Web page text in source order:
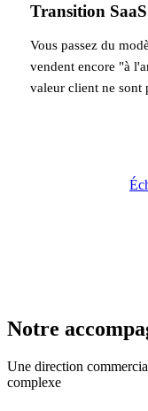
Transition
Vous passez du
vendent encore "à
valeur client ne sont
Notre
Une direction
complexe